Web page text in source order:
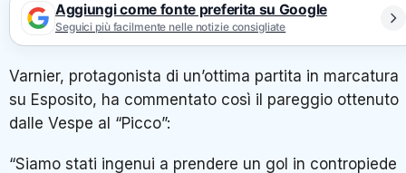
Aggiungi come fonte preferita su Google
Seguici più facilmente nelle notizie consigliate
Varnier, protagonista di un’ottima partita in marcatura
su Esposito, ha commentato così il pareggio ottenuto
dalle Vespe al “Picco”:
“Siamo stati ingenui a prendere un gol in contropiede